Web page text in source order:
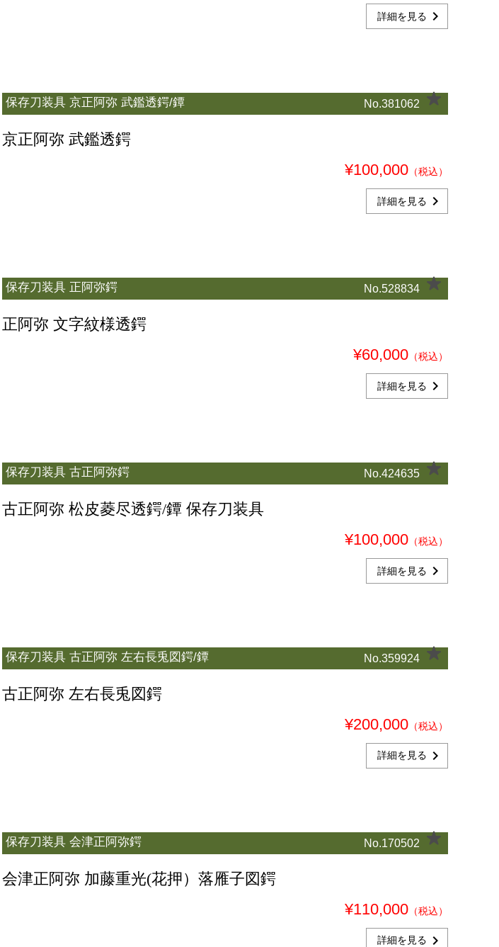
詳細を見る chevron_right
保存刀装具 京正阿弥 武鑑透鍔/鐔 No.381062
京正阿弥 武鑑透鍔
¥100,000 （税込）
詳細を見る chevron_right
保存刀装具 正阿弥鍔 No.528834
正阿弥 文字紋様透鍔
¥60,000 （税込）
詳細を見る chevron_right
保存刀装具 古正阿弥鍔 No.424635
古正阿弥 松皮菱尽透鍔/鐔 保存刀装具
¥100,000 （税込）
詳細を見る chevron_right
保存刀装具 古正阿弥 左右長兎図鍔/鐔 No.359924
古正阿弥 左右長兎図鍔
¥200,000 （税込）
詳細を見る chevron_right
保存刀装具 会津正阿弥鍔 No.170502
会津正阿弥 加藤重光(花押）落雁子図鍔
¥110,000 （税込）
詳細を見る chevron_right